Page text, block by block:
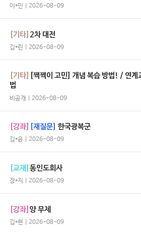
이*민 | 2026-08-09
[기타] 2차 대전
김*린 | 2026-08-09
[기타]
[짹짹이 고민] 개념 복습 방법! / 연계
법
비공개 | 2026-08-09
[강좌] [재질문] 한국광복군
김*윤 | 2026-08-09
[교재]동인도회사
장*지 | 2026-08-09
[강좌]양 무제
김*현 | 2026-08-09